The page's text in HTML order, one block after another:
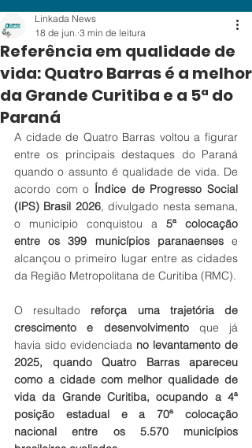
Referência em qualidade de
vida: Quatro Barras é a melhor
da Grande Curitiba e a 5ª do
Paraná
Linkada News
18 de jun. 3 min de leitura
A cidade de Quatro Barras voltou a figurar
entre os principais destaques do Paraná
quando o assunto é qualidade de vida. De
acordo com o Índice de Progresso Social
(IPS) Brasil 2026, divulgado nesta semana,
o município conquistou a 5ª colocação
entre os 399 municípios paranaenses e
alcançou o primeiro lugar entre as cidades
da Região Metropolitana de Curitiba (RMC).
O resultado reforça uma trajetória de
crescimento e desenvolvimento que já
havia sido evidenciada no levantamento de
2025, quando Quatro Barras apareceu
como a cidade com melhor qualidade de
vida da Grande Curitiba, ocupando a 4ª
posição estadual e a 70ª colocação
nacional entre os 5.570 municípios